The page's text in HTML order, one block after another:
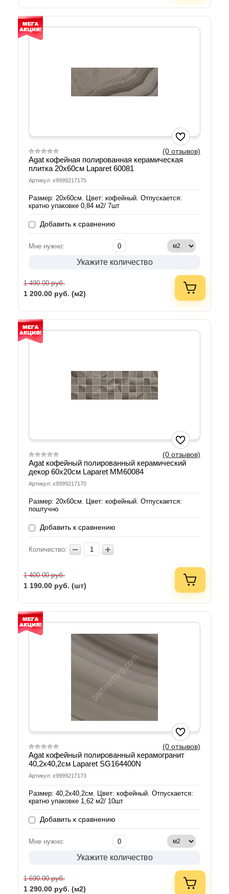
(0 отзывов)
Agat кофейная полированная керамическая
плитка 20х60см Laparet 60081
Артикул: х9999217175
Размер: 20х60см. Цвет: кофейный. Отпускается:
кратно упаковке 0,84 м2/ 7шт
Добавить к сравнению
Мне нужно:
Укажите количество
1 490.00руб.
1 200.00 руб. (м2)
(0 отзывов)
Agat кофейный полированный керамический
декор 60х20см Laparet MM60084
Артикул: х9999217170
Размер: 20х60см. Цвет: кофейный. Отпускается:
поштучно
Добавить к сравнению
Количество:
1 400.00руб.
1 190.00 руб. (шт)
(0 отзывов)
Agat кофейный полированный керамогранит
40,2х40,2см Laparet SG164400N
Артикул: х9999217173
Размер: 40,2х40,2см. Цвет: кофейный. Отпускается:
кратно упаковке 1,62 м2/ 10шт
Добавить к сравнению
Мне нужно:
Укажите количество
1 690.00руб.
1 290.00 руб. (м2)